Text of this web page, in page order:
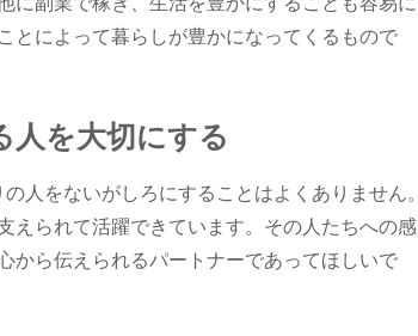
とによって暮らしが豊かになってくるもので
人を大切にする
人をないがしろにすることはよくありません。
えられて活躍できています。その人たちへの感
から伝えられるパートナーであってほしいで